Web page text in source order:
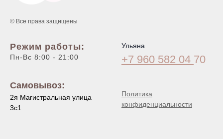
© Все права защищены
Режим работы:
Пн-Вс 8:00 - 21:00
Самовывоз:
2я Магистральная улица
3с1
Ульяна
+7 960 582 04 70
Политика
конфиденциальности